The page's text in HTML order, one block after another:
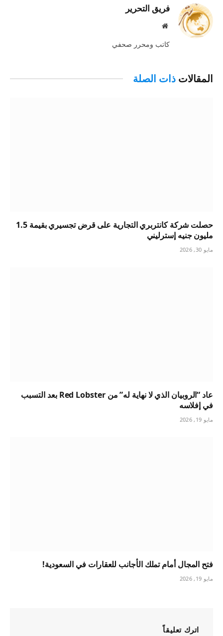
فريق التحرير
موقع
كاتب ومحرر صحفي
المقالات ذات الصلة
حصلت شركة كانتربري التجارية على قرض تجسيري بقيمة 1.5
مليون جنيه إسترليني
مايو 30, 2026
عاد “الروبيان الذي لا نهاية له” من Red Lobster بعد التسبب
في إفلاسه
مايو 19, 2026
فتح المجال أمام تملك الأجانب للعقارات في السعودية!
مايو 19, 2026
اترك تعليقاً